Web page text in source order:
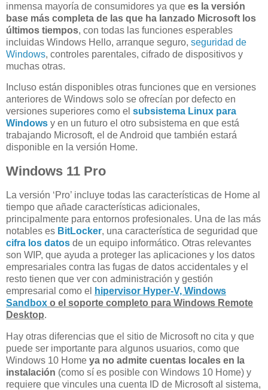
inmensa mayoría de consumidores ya que es la versión
base más completa de las que ha lanzado Microsoft los
últimos tiempos, con todas las funciones esperables
incluidas Windows Hello, arranque seguro, seguridad de
Windows, controles parentales, cifrado de dispositivos y
muchas otras.
Incluso están disponibles otras funciones que en versiones
anteriores de Windows solo se ofrecían por defecto en
versiones superiores como el subsistema Linux para
Windows y en un futuro el otro subsistema en que está
trabajando Microsoft, el de Android que también estará
disponible en la versión Home.
Windows 11 Pro
La versión ‘Pro’ incluye todas las características de Home al
tiempo que añade características adicionales,
principalmente para entornos profesionales. Una de las más
notables es BitLocker, una característica de seguridad que
cifra los datos de un equipo informático. Otras relevantes
son WIP, que ayuda a proteger las aplicaciones y los datos
empresariales contra las fugas de datos accidentales y el
resto tienen que ver con administración y gestión
empresarial como el
hipervisor Hyper-V, Windows
Sandbox o el soporte completo para Windows Remote
Desktop.
Hay otras diferencias que el sitio de Microsoft no cita y que
puede ser importante para algunos usuarios, como que
Windows 10 Home ya no admite cuentas locales en la
instalación (como sí es posible con Windows 10 Home) y
requiere que vincules una cuenta ID de Microsoft al sistema,